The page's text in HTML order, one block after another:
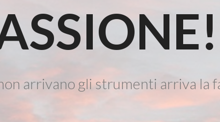
arrivano gli strumenti arriva la